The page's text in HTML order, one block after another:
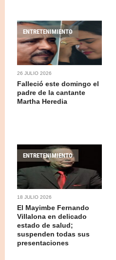
ENTRETENIMIENTO
26 JULIO 2026
Falleció este domingo el
padre de la cantante
Martha Heredia
ENTRETENIMIENTO
18 JULIO 2026
El Mayimbe Fernando
Villalona en delicado
estado de salud;
suspenden todas sus
presentaciones